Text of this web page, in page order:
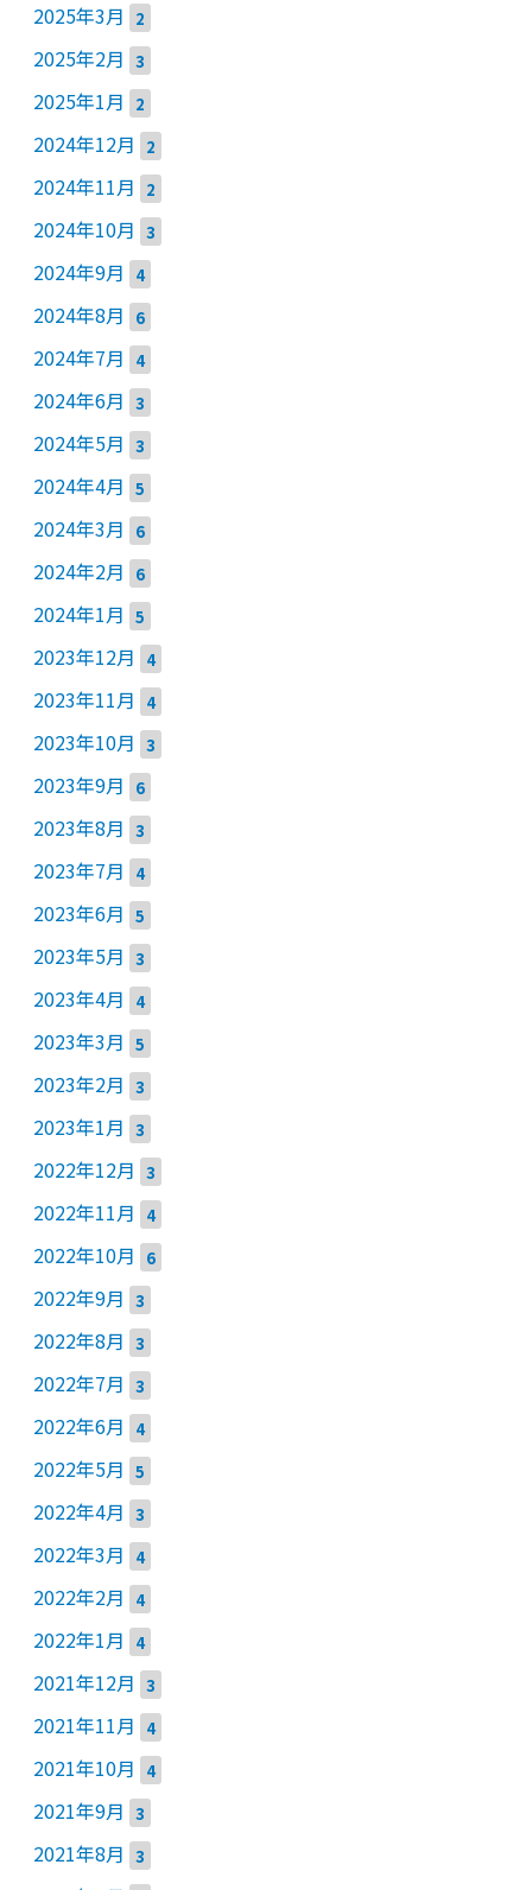
2025年3月 2
2025年2月 3
2025年1月 2
2024年12月 2
2024年11月 2
2024年10月 3
2024年9月 4
2024年8月 6
2024年7月 4
2024年6月 3
2024年5月 3
2024年4月 5
2024年3月 6
2024年2月 6
2024年1月 5
2023年12月 4
2023年11月 4
2023年10月 3
2023年9月 6
2023年8月 3
2023年7月 4
2023年6月 5
2023年5月 3
2023年4月 4
2023年3月 5
2023年2月 3
2023年1月 3
2022年12月 3
2022年11月 4
2022年10月 6
2022年9月 3
2022年8月 3
2022年7月 3
2022年6月 4
2022年5月 5
2022年4月 3
2022年3月 4
2022年2月 4
2022年1月 4
2021年12月 3
2021年11月 4
2021年10月 4
2021年9月 3
2021年8月 3